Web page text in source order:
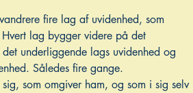
fire lag af uvidenhed, som
lag bygger videre på det
underliggende lags uvidenhed og
Således fire gange.
som omgiver ham, og som i sig selv